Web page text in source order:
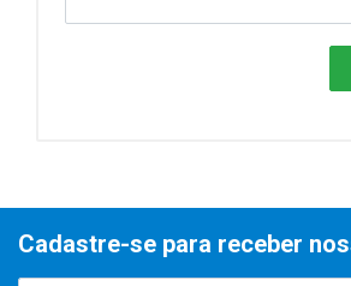
Cadastre-se para receber